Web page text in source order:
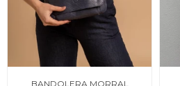
BANDOLERA MORRAL